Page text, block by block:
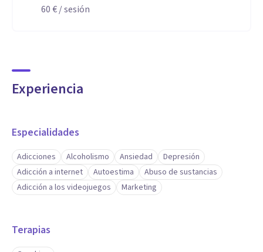
60 €/ sesión
Experiencia
Especialidades
Adicciones Alcoholismo Ansiedad
Depresión
Adicción a internet
Autoestima
Abuso de sustancias
Adicción a los videojuegos
Marketing
Terapias